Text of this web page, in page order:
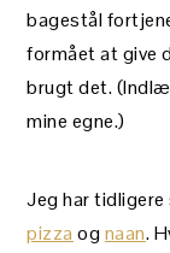
bagestål
formået at give
brugt det.
mine egne.)
Jeg har
pizza og naan.